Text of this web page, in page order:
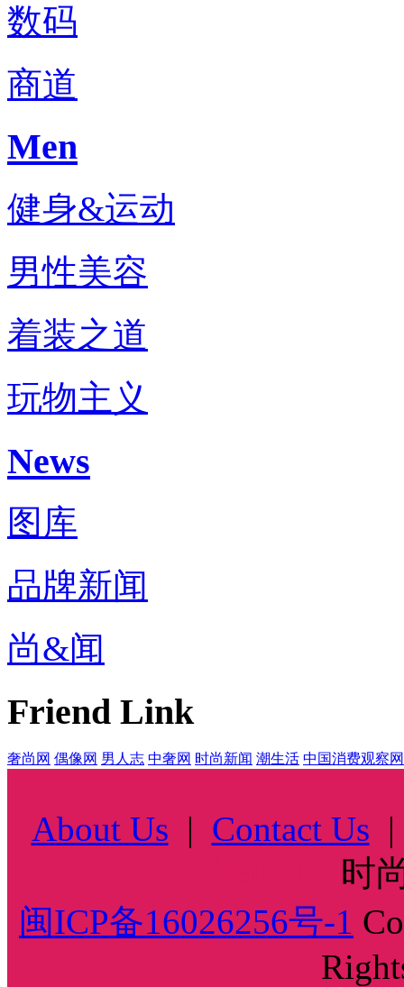
数码
商道
Men
健身&运动
男性美容
着装之道
玩物主义
News
图库
品牌新闻
尚&闻
Friend Link
奢尚网 偶像网 男人志 中奢网 时尚新闻 潮生活 中国消费观察网
About Us | Contact Us
时
闽ICP备16026256号-1